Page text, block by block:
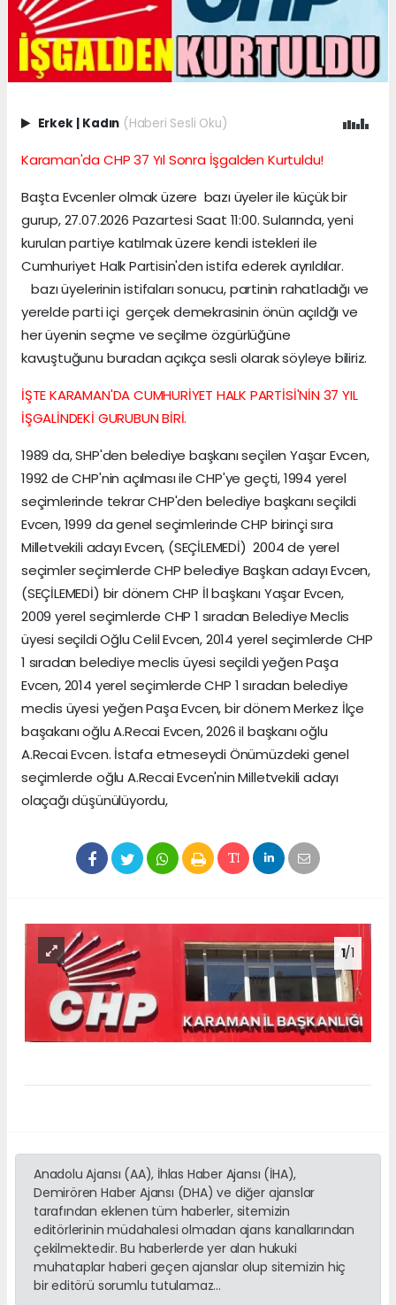
Erkek | Kadın (Haberi Sesli Oku)
Karaman'da CHP 37 Yıl Sonra İşgalden Kurtuldu!
Başta Evcenler olmak üzere bazı üyeler ile küçük bir
gurup, 27.07.2026 Pazartesi Saat 11:00. Sularında, yeni
kurulan partiye katılmak üzere kendi istekleri ile
Cumhuriyet Halk Partisin'den istifa ederek ayrıldılar.
bazı üyelerinin istifaları sonucu, partinin rahatladığı ve
yerelde parti içi gerçek demekrasinin önün açıldğı ve
her üyenin seçme ve seçilme özgürlüğüne
kavuştuğunu buradan açıkça sesli olarak söyleye biliriz.
İŞTE KARAMAN'DA CUMHURİYET HALK PARTİSİ'NİN 37 YIL
İŞGALİNDEKİ GURUBUN BİRİ.
1989 da, SHP'den belediye başkanı seçilen Yaşar Evcen,
1992 de CHP'nin açılması ile CHP'ye geçti, 1994 yerel
seçimlerinde tekrar CHP'den belediye başkanı seçildi
Evcen, 1999 da genel seçimlerinde CHP birinçi sıra
Milletvekili adayı Evcen, (SEÇİLEMEDİ) 2004 de yerel
seçimler seçimlerde CHP belediye Başkan adayı Evcen,
(SEÇİLEMEDİ) bir dönem CHP İl başkanı Yaşar Evcen,
2009 yerel seçimlerde CHP 1 sıradan Belediye Meclis
üyesi seçildi Oğlu Celil Evcen, 2014 yerel seçimlerde CHP
1 sıradan belediye meclis üyesi seçildi yeğen Paşa
Evcen, 2014 yerel seçimlerde CHP 1 sıradan belediye
meclis üyesi yeğen Paşa Evcen, bir dönem Merkez İlçe
başakanı oğlu A.Recai Evcen, 2026 il başkanı oğlu
A.Recai Evcen. İstafa etmeseydi Önümüzdeki genel
seçimlerde oğlu A.Recai Evcen'nin Milletvekili adayı
olaçağı düşünülüyordu,
1/1
Anadolu Ajansı (AA), İhlas Haber Ajansı (İHA),
Demirören Haber Ajansı (DHA) ve diğer ajanslar
tarafından eklenen tüm haberler, sitemizin
editörlerinin müdahalesi olmadan ajans kanallarından
çekilmektedir. Bu haberlerde yer alan hukuki
muhataplar haberi geçen ajanslar olup sitemizin hiç
bir editörü sorumlu tutulamaz...